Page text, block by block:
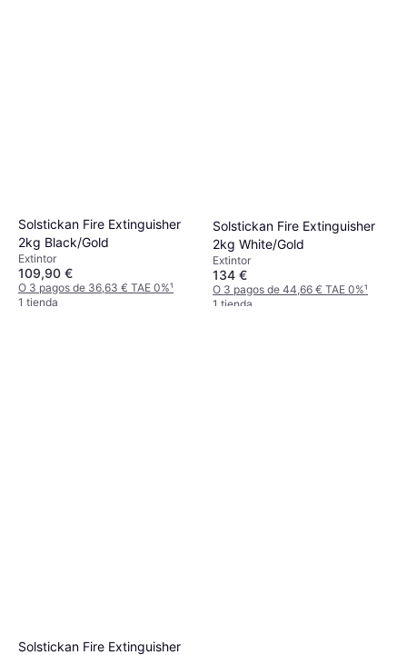
Solstickan Fire Extinguisher
2kg Black/Gold
Extintor
109,90 €
O 3 pagos de 36,63 € TAE 0%¹
1 tienda
Solstickan Fire Extinguisher
2kg White/Gold
Extintor
134 €
O 3 pagos de 44,66 € TAE 0%¹
1 tienda
Solstickan Fire Extinguisher